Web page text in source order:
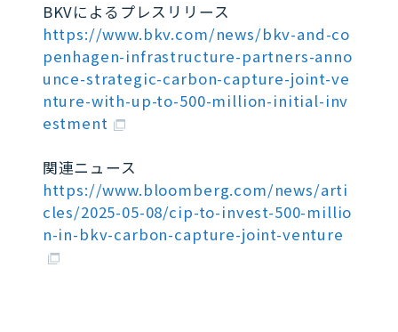
BKVによるプレスリリース
https://www.bkv.com/news/bkv-and-co
penhagen-infrastructure-partners-anno
unce-strategic-carbon-capture-joint-ve
nture-with-up-to-500-million-initial-inv
estment
関連ニュース
https://www.bloomberg.com/news/arti
cles/2025-05-08/cip-to-invest-500-millio
n-in-bkv-carbon-capture-joint-venture